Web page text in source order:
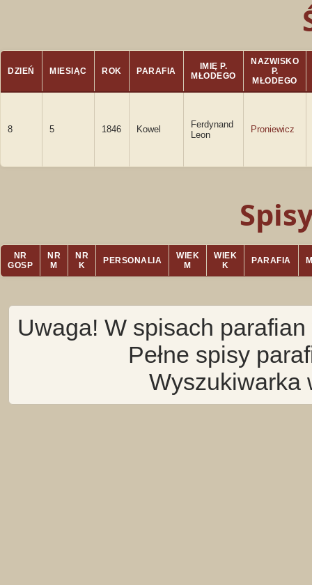
DZIEŃ MIESIĄC ROK PARAFIA
IMIĘ P.
MŁODEGO
NAZWISKO
P.
MŁODEGO
8 5 1846 Kowel
Ferdynand
Leon
Proniewicz
NR
GOSP
NR
M
NR
K
PERSONALIA
WIEK
M
WIEK
K
PARAFIA
Uwaga! W spisach
Pełne spisy
Wyszukiwarka